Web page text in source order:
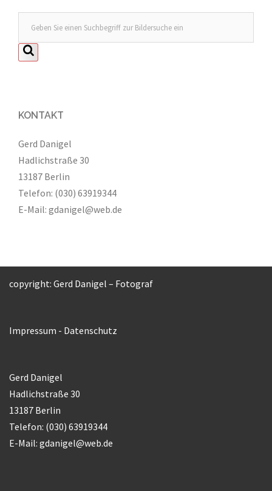
KONTAKT
Gerd Danigel
Hadlichstraße 30
13187 Berlin
Telefon: (030) 63919344
E-Mail: gdanigel@web.de
copyright: Gerd Danigel – Fotograf
Impressum - Datenschutz
Gerd Danigel
Hadlichstraße 30
13187 Berlin
Telefon: (030) 63919344
E-Mail: gdanigel@web.de